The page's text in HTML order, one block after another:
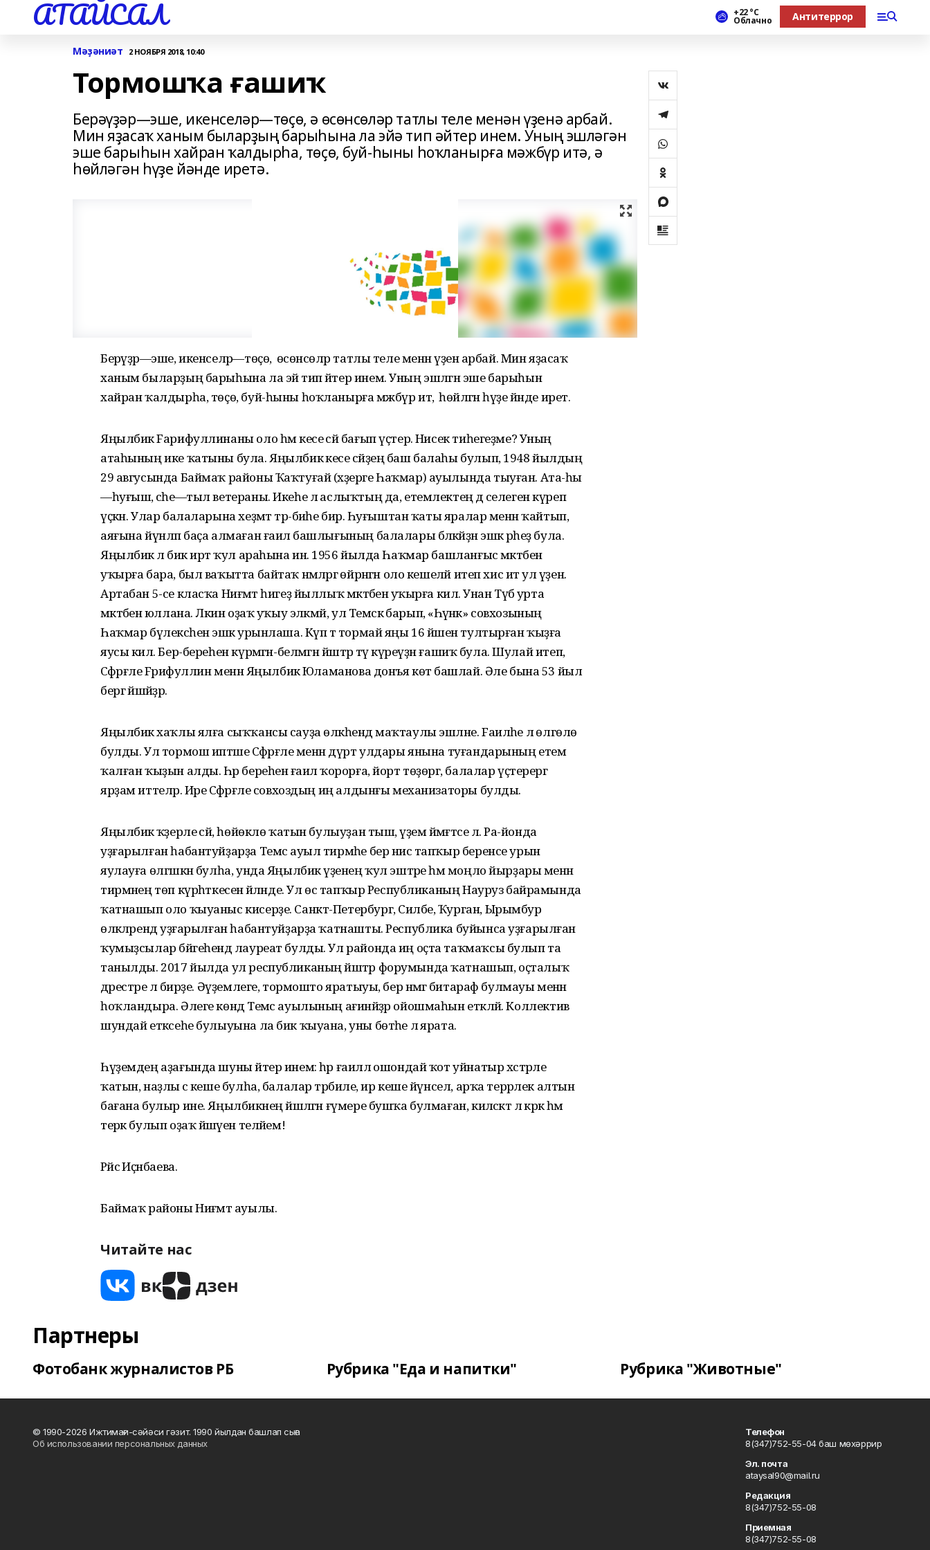
АТАЙСАЛ +22 °С
Облачно Антитеррор
Мәҙәниәт 2 НОЯБРЯ 2018, 10:40
Тормошҡа ғашиҡ
Берәүҙәр—эше, икенселәр—төҫө, ә өсөнсөләр татлы теле менән үҙенә арбай.
Мин яҙасаҡ ханым быларҙың барыһына ла эйә тип әйтер инем. Уның эшләгән
эше барыһын хайран ҡалдырһа, төҫө, буй-һыны һоҡланырға мәжбүр итә, ә
һөйләгән һүҙе йәнде иретә.
Берәүҙәр—эше, икенселәр—төҫө, ә өсөнсөләр татлы теле менән үҙенә арбай. Мин яҙасаҡ
ханым быларҙың барыһына ла эйә тип әйтер инем. Уның эшләгән эше барыһын
хайран ҡалдырһа, төҫө, буй-һыны һоҡланырға мәжбүр итә, ә һөйләгән һүҙе йәнде иретә.
Яңылбикә Fарифуллинаны оло һәм кесе әсәй бағып үҫтерә. Нисек тиһегеҙме? Уның
атаһының ике ҡатыны була. Яңылбикә кесе әсәйҙең баш балаһы булып, 1948 йылдың
29 авгусында Баймаҡ районы Ҡаҡтуғай (хәҙерге Һаҡмар) ауылында тыуған. Ата-һы
—һуғыш, әсәһе—тыл ветераны. Икеһе лә аслыҡтың да, етемлектең дә әселеген күреп
үҫкән. Улар балаларына хеҙмәт тәр-биәһе бирә. Һуғыштан ҡаты яралар менән ҡайтып,
аяғына йүнләп баҫа алмаған ғаилә башлығының балалары бәләкәйҙән эшкә әрһеҙ була.
Яңылбикә лә бик иртә ҡул араһына инә. 1956 йылда Һаҡмар башланғыс мәктәбенә
уҡырға бара, был ваҡытта байтаҡ нәмәләргә өйрәнгән оло кешеләй итеп хис итә ул үҙен.
Артабан 5-се класҡа Ниғәмәт һигеҙ йыллыҡ мәктәбенә уҡырға килә. Унан Түбә урта
мәктәбенә юллана. Ләкин оҙаҡ уҡыу эләкмәй, ул Темәскә барып, «Һәүәнәк» совхозының
Һаҡмар бүлексәһенә эшкә урынлаша. Күп тә тормай яңы 16 йәшен тултырған ҡыҙға
яусы килә. Бер-береһен күрмәгән-белмәгән йәштәр тәү күреүҙән ғашиҡ була. Шулай итеп,
Сәфәрғәле Fәрифуллин менән Яңылбикә Юламанова донъя көтә башлай. Әле бына 53 йыл
бергә йәшәйҙәр.
Яңылбикә хаҡлы ялға сыҡҡансы сауҙа өлкәһендә маҡтаулы эшләне. Fаиләһе лә өлгөлө
булды. Ул тормош иптәше Сәфәрғәле менән дүрт улдары янына туғандарының етем
ҡалған ҡыҙын алды. Һәр береһенә ғаилә ҡорорға, йорт төҙөргә, балалар үҫтерергә
ярҙам иттеләр. Ире Сәфәрғәле совхоздың иң алдынғы механизаторы булды.
Яңылбикә ҡәҙерле әсәй, һөйөклө ҡатын булыуҙан тыш, әүҙем йәмәғәтсе лә. Ра-йонда
уҙғарылған һабантуйҙарҙа Темәс ауыл тирмәһе бер нисә тапҡыр беренсе урын
яулауға өлгәшкән булһа, унда Яңылбикә үҙенең ҡул эштәре һәм моңло йырҙары менән
тирмәнең төп күрһәткесенә әйләнде. Ул өс тапҡыр Республиканың Науруз байрамында
ҡатнашып оло ҡыуаныс кисерҙе. Санкт-Петербург, Силәбе, Ҡурган, Ырымбур
өлкәләрендә уҙғарылған һабантуйҙарҙа ҡатнашты. Республика буйынса уҙғарылған
ҡумыҙсылар бәйгеһендә лауреат булды. Ул районда иң оҫта таҡмаҡсы булып та
танылды. 2017 йылда ул республиканың йәштәр форумында ҡатнашып, оҫталыҡ
дәрестәре лә бирҙе. Әүҙемлеге, тормошто яратыуы, бер нәмәгә битараф булмауы менән
һоҡландыра. Әлеге көндә Темәс ауылының ағинәйҙәр ойошмаһын етәкләй. Коллектив
шундай етәксеһе булыуына ла бик ҡыуана, уны бөтәһе лә ярата.
Һүҙемдең аҙағында шуны әйтер инем: һәр ғаиләлә ошондай ҡот уйнатыр хәстәрле
ҡатын, наҙлы әсә кеше булһа, балалар тәрбиәле, ир кеше йүнсел, арҡа терәрлек алтын
бағана булыр ине. Яңылбикәнең йәшәлгән ғүмере бушҡа булмаған, киләсәктә лә кәрәк һәм
терәк булып оҙаҡ йәшәүен теләйем!
Рәйсә Иҫәнбаева.
Баймаҡ районы Ниғәмәт ауылы.
Читайте нас
Партнеры
Фотобанк журналистов РБ Рубрика "Еда и напитки" Рубрика "Животные"
© 1990-2026 Ижтимағи-сәйәси гәзит. 1990 йылдан башлап сыға
Об использовании персональных данных
Телефон
8(347)752-55-04 баш мөхәррир
Эл. почта
ataysal90@mail.ru
Редакция
8(347)752-55-08
Приемная
8(347)752-55-08